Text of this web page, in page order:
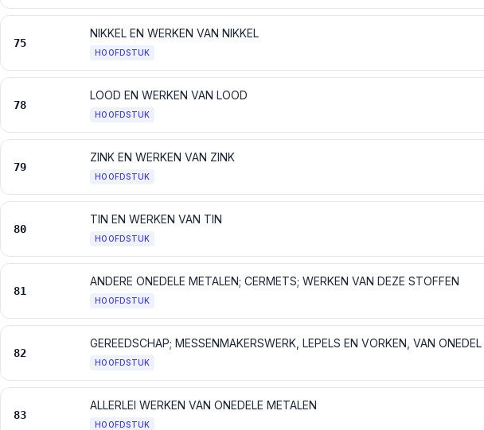
75
NIKKEL EN WERKEN VAN NIKKEL
HOOFDSTUK
78
LOOD EN WERKEN VAN LOOD
HOOFDSTUK
79
ZINK EN WERKEN VAN ZINK
HOOFDSTUK
80
TIN EN WERKEN VAN TIN
HOOFDSTUK
81
ANDERE ONEDELE METALEN; CERMETS; WERKEN VAN DEZE STOFFEN
HOOFDSTUK
82
HOOFDSTUK
83
ALLERLEI WERKEN VAN ONEDELE METALEN
HOOFDSTUK